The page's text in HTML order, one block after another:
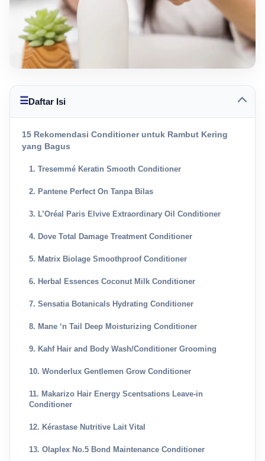
☰Daftar Isi
15 Rekomendasi Conditioner untuk Rambut Kering
yang Bagus
1. Tresemmé Keratin Smooth Conditioner
2. Pantene Perfect On Tanpa Bilas
3. L’Oréal Paris Elvive Extraordinary Oil Conditioner
4. Dove Total Damage Treatment Conditioner
5. Matrix Biolage Smoothproof Conditioner
6. Herbal Essences Coconut Milk Conditioner
7. Sensatia Botanicals Hydrating Conditioner
8. Mane ‘n Tail Deep Moisturizing Conditioner
9. Kahf Hair and Body Wash/Conditioner Grooming
10. Wonderlux Gentlemen Grow Conditioner
11. Makarizo Hair Energy Scentsations Leave-in
Conditioner
12. Kérastase Nutritive Lait Vital
13. Olaplex No.5 Bond Maintenance Conditioner